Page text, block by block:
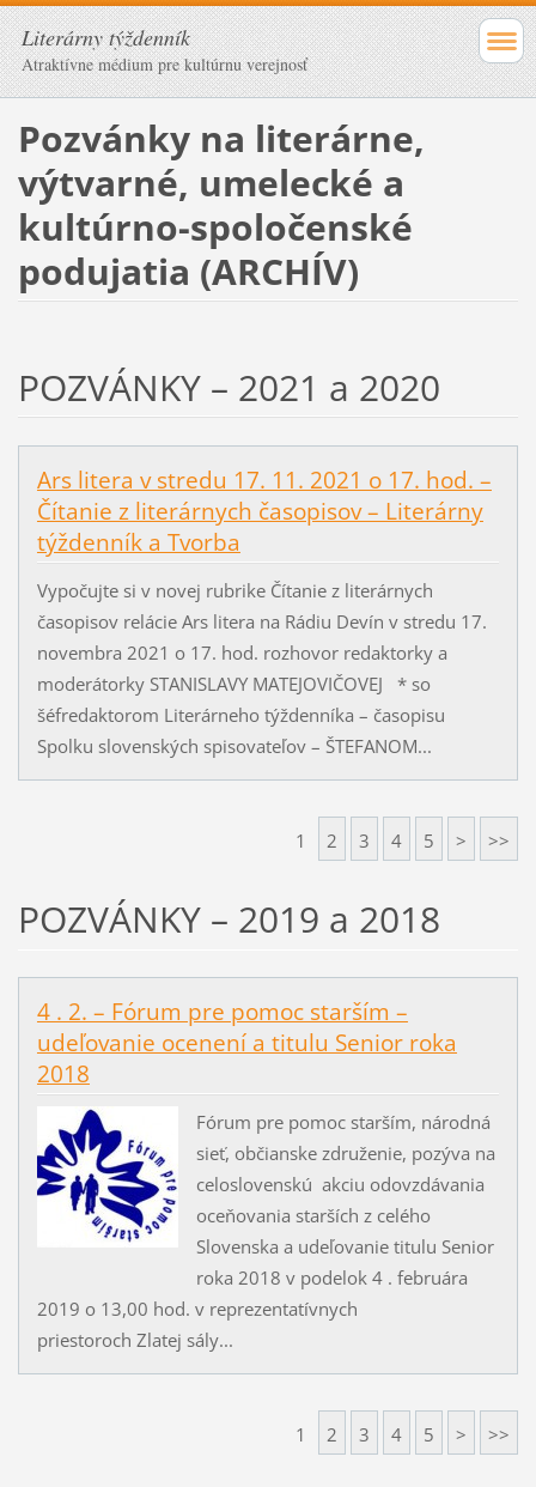
Literárny týždenník
Atraktívne médium pre kultúrnu verejnosť
Pozvánky na literárne,
výtvarné, umelecké a
kultúrno-spoločenské
podujatia (ARCHÍV)
POZVÁNKY – 2021 a 2020
Ars litera v stredu 17. 11. 2021 o 17. hod. –
Čítanie z literárnych časopisov – Literárny
týždenník a Tvorba
Vypočujte si v novej rubrike Čítanie z literárnych
časopisov relácie Ars litera na Rádiu Devín v stredu 17.
novembra 2021 o 17. hod. rozhovor redaktorky a
moderátorky STANISLAVY MATEJOVIČOVEJ * so
šéfredaktorom Literárneho týždenníka – časopisu
Spolku slovenských spisovateľov – ŠTEFANOM...
1 2 3 4 5 > >>
POZVÁNKY – 2019 a 2018
4 . 2. – Fórum pre pomoc starším –
udeľovanie ocenení a titulu Senior roka
2018
Fórum pre pomoc starším, národná
sieť, občianske združenie, pozýva na
celoslovenskú akciu odovzdávania
oceňovania starších z celého
Slovenska a udeľovanie titulu Senior
roka 2018 v podelok 4 . februára
2019 o 13,00 hod. v reprezentatívnych
priestoroch Zlatej sály...
1 2 3 4 5 > >>